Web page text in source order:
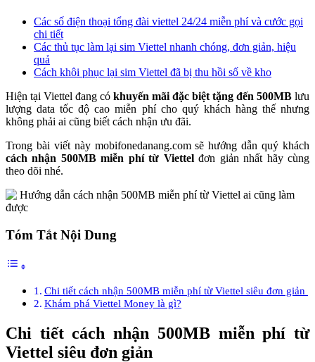
Các số điện thoại tổng đài viettel 24/24 miễn phí và cước gọi
chi tiết
Các thủ tục làm lại sim Viettel nhanh chóng, đơn giản, hiệu
quả
Cách khôi phục lại sim Viettel đã bị thu hồi số về kho
Hiện tại Viettel đang có khuyến mãi đặc biệt tặng đến 500MB lưu
lượng data tốc độ cao miễn phí cho quý khách hàng thế nhưng
không phải ai cũng biết cách nhận ưu đãi.
Trong bài viết này mobifonedanang.com sẽ hướng dẫn quý khách
cách nhận 500MB miễn phí từ Viettelđơn giản nhất hãy cùng
theo dõi nhé.
Tóm Tắt Nội Dung
Chi tiết cách nhận 500MB miễn phí từ Viettel siêu đơn giản
Khám phá Viettel Money là gì?
Chi tiết cách nhận 500MB miễn phí từ
Viettel siêu đơn giản